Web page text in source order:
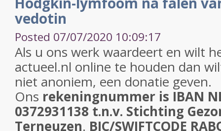
vedotin
Posted 07/07/2020 10:09:17
Als u ons werk waardeert en wilt
actueel.nl online te houden dan
niet anoniem, een donatie geven.
Ons rekeningnummer is IBAN
0372931138 t.n.v. Stichting
Terneuzen. BIC/SWIFTCODE